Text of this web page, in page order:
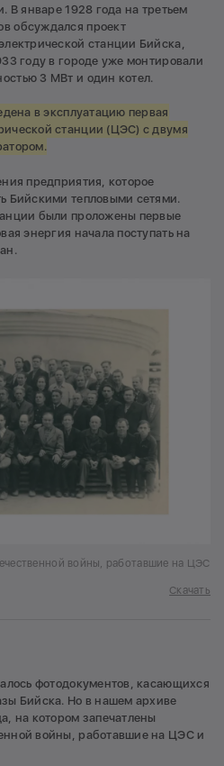
В январе 1928 года на третьем
обсуждался проект
станции Бийска,
году в городе уже монтировали
3 МВт и один котел.
в эксплуатацию первая
станции (ЦЭС) с двумя
предприятия, которое
Бийскими тепловыми сетями.
были проложены первые
энергия начала поступать на
войны, работавшие на ЦЭС
Скачать
фотодокументов, касающихся
Бийска. Но в нашем архиве
на котором запечатлены
войны, работавшие на ЦЭС и